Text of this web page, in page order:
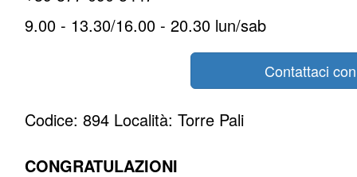
9.00 - 13.30/16.00 - 20.30 lun/sab
Contattaci
Codice: 894 Località: Torre Pali
CONGRATULAZIONI